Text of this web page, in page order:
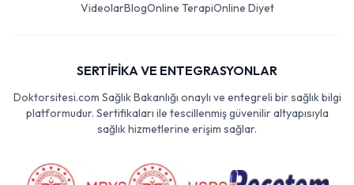
VideolarBlogOnline TerapiOnline Diyet
SERTİFİKA VE ENTEGRASYONLAR
Doktorsitesi.com Sağlık Bakanlığı onaylı ve entegreli bir sağlık bilgi
platformudur. Sertifikaları ile tescillenmiş güvenilir altyapısıyla
sağlık hizmetlerine erişim sağlar.